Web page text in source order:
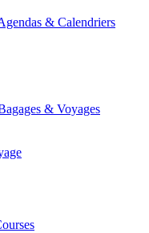
& Calendriers
& Voyages